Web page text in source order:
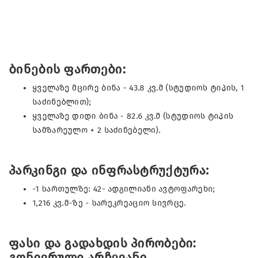
ბინების ფართები:
ყველაზე მცირე ბინა - 43.8 კვ.მ (სტუდიოს ტიპის, 1
საძინებლით);
ყველაზე დიდი ბინა - 82.6 კვ.მ (სტუდიოს ტიპის
სამზარეულო + 2 საძინებელი).
პარკინგი და ინფრასტრუქტურა:
-1 სართულზე: 42- ადგილიანი ავტოფარეხი;
1,216 კვ.მ-ზე - სარეკრეაციო სივრცე.
ფასი და გადახდის პირობები: